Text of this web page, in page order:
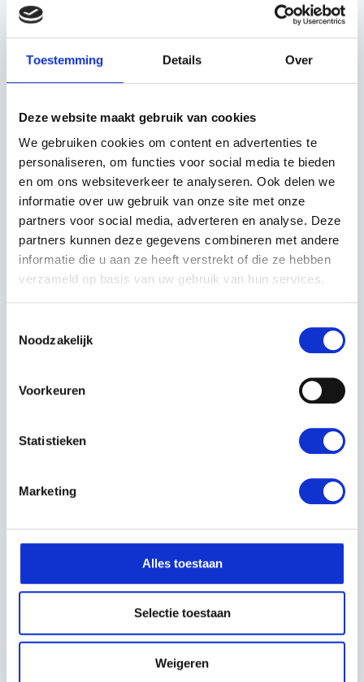
Toestemming Details Over
Deze website maakt gebruik van cookies
We gebruiken cookies om content en advertenties te
personaliseren, om functies voor social media te bieden
en om ons websiteverkeer te analyseren. Ook delen we
informatie over uw gebruik van onze site met onze
partners voor social media, adverteren en analyse. Deze
partners kunnen deze gegevens combineren met andere
informatie die u aan ze heeft verstrekt of die ze hebben
verzameld op basis van uw gebruik van hun services.
Noodzakelijk
Voorkeuren
Statistieken
Marketing
Alles toestaan
Selectie toestaan
Weigeren
EAN: 5400182956365
Serie: Versacut
Steek: 3/8 inch
Aandrijfschakel dikte: 1,6 mm
Aantal aandrijfschakels: 66
Veiligheidsaandrijfschakel: Ja
Beiteltype: halfhaakse beitel
Categorie: professioneel
Geschikt voor: kettingzagen tot 100 cc, zaagbladen
tot 90 cm
Gewicht verpakking: ca. 300 – 350 g
Transportafmetingen: ca.
Verpakkingstype: doos
Verpakkingsaantal: 1 stuk
Voor deskundig advies op maat kunt u altijd bij ons
filiaal langskomen, Kerstens Voeten in Roosendaal.